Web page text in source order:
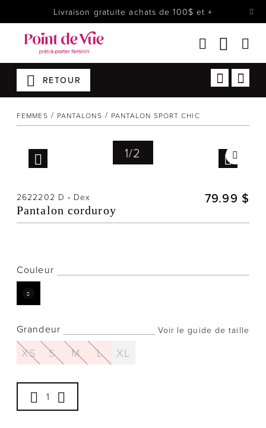
Livraison gratuite achats de 100$ et +
Accessoires
Chaussures
Soldes
Notre histoire
L'équipe
Politiques et conditions d'achats
RETOUR
FEMMES PANTALONS PANTALON SPORT CHIC
1/2
2622202 D - Dex
Pantalon corduroy
79.99 $
Couleur
Grandeur Voir le guide de taille
XS S M L XL